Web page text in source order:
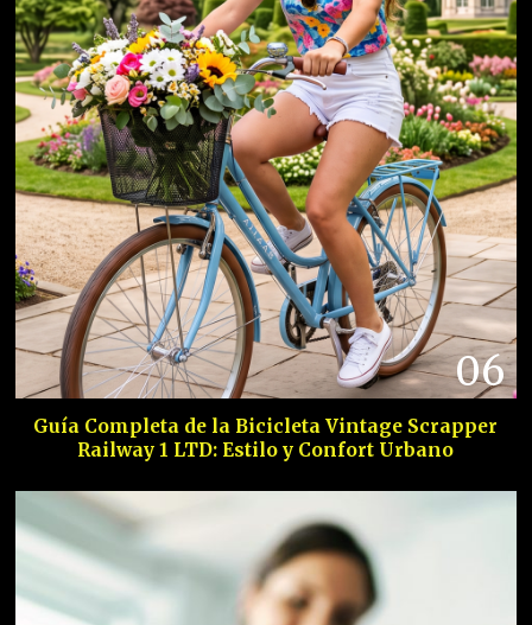
06
Guía Completa de la Bicicleta Vintage Scrapper
Railway 1 LTD: Estilo y Confort Urbano